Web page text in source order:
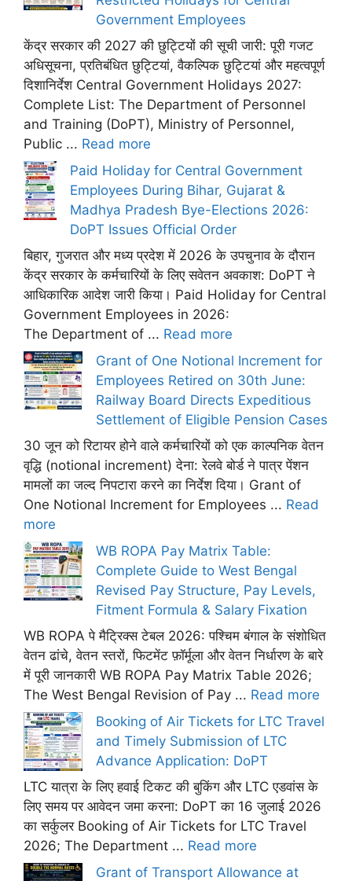
Government Employees
केंद्र सरकार की 2027 की छुट्टियों की सूची जारी: पूरी गजट
अधिसूचना, प्रतिबंधित छुट्टियां, वैकल्पिक छुट्टियां और महत्वपूर्ण
दिशानिर्देश Central Government Holidays 2027:
Complete List: The Department of Personnel
and Training (DoPT), Ministry of Personnel,
Public ... Read more
Paid Holiday for Central Government
Employees During Bihar, Gujarat &
Madhya Pradesh Bye-Elections 2026:
DoPT Issues Official Order
बिहार, गुजरात और मध्य प्रदेश में 2026 के उपचुनाव के दौरान
केंद्र सरकार के कर्मचारियों के लिए सवेतन अवकाश: DoPT ने
आधिकारिक आदेश जारी किया। Paid Holiday for Central
Government Employees in 2026:
The Department of ... Read more
Grant of One Notional Increment for
Employees Retired on 30th June:
Railway Board Directs Expeditious
Settlement of Eligible Pension Cases
30 जून को रिटायर होने वाले कर्मचारियों को एक काल्पनिक वेतन
वृद्धि (notional increment) देना: रेलवे बोर्ड ने पात्र पेंशन
मामलों का जल्द निपटारा करने का निर्देश दिया। Grant of
One Notional Increment for Employees ... Read
more
WB ROPA Pay Matrix Table:
Complete Guide to West Bengal
Revised Pay Structure, Pay Levels,
Fitment Formula & Salary Fixation
WB ROPA पे मैट्रिक्स टेबल 2026: पश्चिम बंगाल के संशोधित
वेतन ढांचे, वेतन स्तरों, फिटमेंट फ़ॉर्मूला और वेतन निर्धारण के बारे
में पूरी जानकारी WB ROPA Pay Matrix Table 2026;
The West Bengal Revision of Pay ... Read more
Booking of Air Tickets for LTC Travel
and Timely Submission of LTC
Advance Application: DoPT
LTC यात्रा के लिए हवाई टिकट की बुकिंग और LTC एडवांस के
लिए समय पर आवेदन जमा करना: DoPT का 16 जुलाई 2026
का सर्कुलर Booking of Air Tickets for LTC Travel
2026; The Department ... Read more
Grant of Transport Allowance at